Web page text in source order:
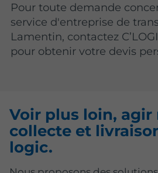
Pour toute demande
service d'entreprise de
Lamentin, contactez
pour obtenir votre devis
Voir plus loin, agir
collecte et
logic.